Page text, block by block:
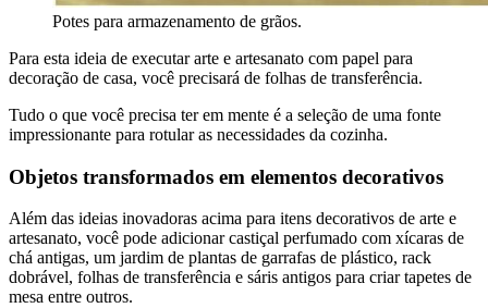
Potes para armazenamento de grãos.
Para esta ideia de executar arte e artesanato com papel para
decoração de casa, você precisará de folhas de transferência.
Tudo o que você precisa ter em mente é a seleção de uma fonte
impressionante para rotular as necessidades da cozinha.
Objetos transformados em elementos decorativos
Além das ideias inovadoras acima para itens decorativos de arte e
artesanato, você pode adicionar castiçal perfumado com xícaras de
chá antigas, um jardim de plantas de garrafas de plástico, rack
dobrável, folhas de transferência e sáris antigos para criar tapetes de
mesa entre outros.